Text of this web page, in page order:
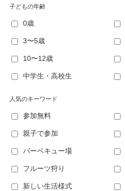
子どもの年齢
0歳
3〜5歳
10〜12歳
中学生・高校生
人気のキーワード
参加無料
親子で参加
バーベキュー場
フルーツ狩り
新しい生活様式